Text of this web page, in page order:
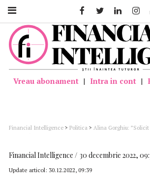
Vreau abonament | Intra in cont |
Financial Intelligence > Politica > Alina Gorghiu:
prejudiciile”
Financial Intelligence 30 decembrie 2022,
Update articol: 30.12.2022, 09:39
FacebookTwitter Linkedin